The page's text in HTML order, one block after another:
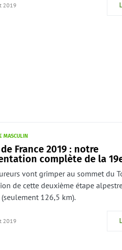
2019
MASCULIN
France 2019 : notre
complète de la
vont grimper au sommet du
de cette deuxième étape
126,5 km).
2019